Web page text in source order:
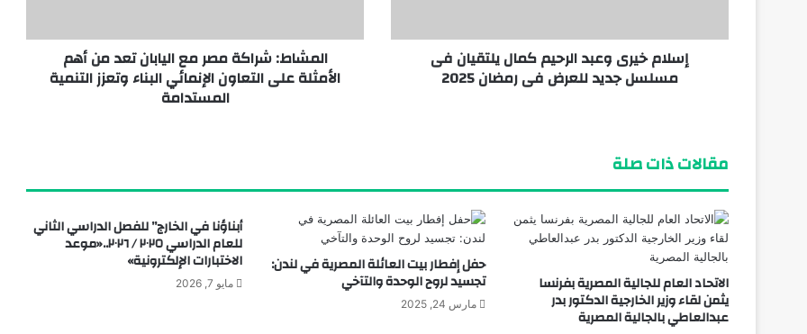
يوليو 4, 2026
باريس تحتفي بكنوز الفرعون الذهبي.. افتتاح معرض «توت عنخ آمون: مقبرته وكنوزه» بحضور سفير مصر
إسلام خيرى وعبد الرحيم كمال يلتقيان فى
مسلسل جديد للعرض فى رمضان 2025
المشاط: شراكة مصر مع اليابان تعد من أهم
الأمثلة على التعاون الإنمائي البناء وتعزز التنمية
المستدامة
مقالات ذات صلة
الاتحاد العام للجالية المصرية بفرنسا
يثمن لقاء وزير الخارجية الدكتور بدر
عبدالعاطي بالجالية المصرية
حفل إفطار بيت العائلة المصرية في لندن:
تجسيد لروح الوحدة والتآخي
مارس 24, 2025
أبناؤنا في الخارج” للفصل الدراسي الثاني
للعام الدراسي ٢٠٢٥ / ٢٠٢٦..«موعد
الاختبارات الإلكترونية»
مايو 7, 2026